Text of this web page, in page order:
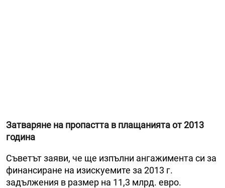
Затваряне на пропастта в плащанията от 2013
година
Съветът заяви, че ще изпълни ангажимента си за
финансиране на изискуемите за 2013 г.
задължения в размер на 11,3 млрд. евро.